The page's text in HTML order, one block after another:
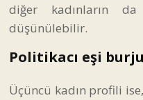
diğer kadınların
düşünülebilir.
Politikacı eşi
Üçüncü kadın profili